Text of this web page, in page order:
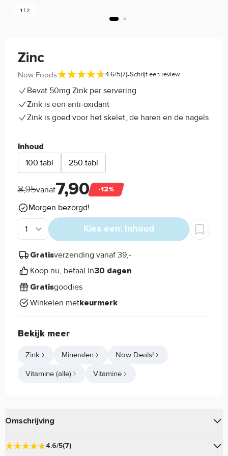
1 | 2
Zinc
Now Foods 4.6/5(7)-Schrijf een review
Bevat 50mg Zink per servering
Zink is een anti-oxidant
Zink is goed voor het skelet, de haren en de nagels
Inhoud
100 tabl 250 tabl
8,95vanaf7,90 -12%
Morgen bezorgd!
Kies een: Inhoud
Gratisverzending vanaf 39,-
Koop nu, betaal in30 dagen
Gratisgoodies
Winkelen metkeurmerk
Bekijk meer
Zink Mineralen Now Deals!
Vitamine (alle) Vitamine
Omschrijving
Zinc van Now Foods
helpt het immuunsysteem. Het levert
4.6/5(7)